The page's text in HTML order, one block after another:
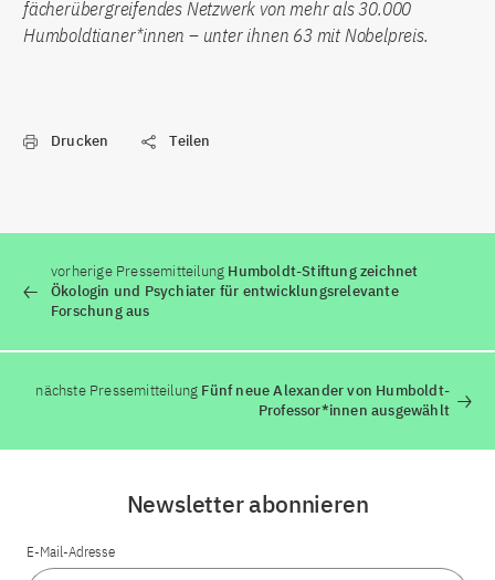
fächerübergreifendes Netzwerk von mehr als 30.000
Humboldtianer*innen – unter ihnen 63 mit Nobelpreis.
Drucken Teilen
vorherige Pressemitteilung Humboldt-Stiftung zeichnet
Ökologin und Psychiater für entwicklungsrelevante
Forschung aus
nächste Pressemitteilung Fünf neue Alexander von Humboldt-
Professor*innen ausgewählt
Newsletter abonnieren
E-Mail-Adresse